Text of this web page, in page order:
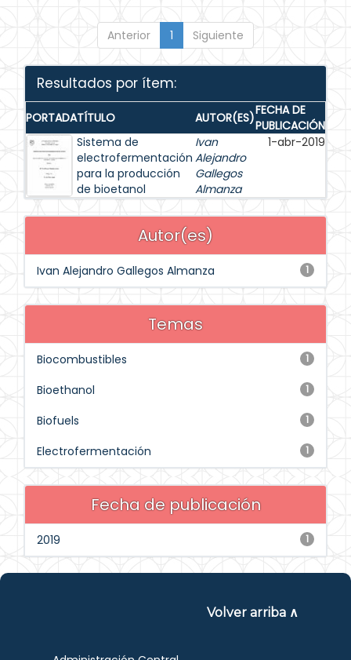
Anterior 1 Siguiente
Resultados por ítem:
PORTADATÍTULO AUTOR(ES)FECHA DE
PUBLICACIÓN
Sistema de
electrofermentación
para la producción
de bioetanol
Ivan
Alejandro
Gallegos
Almanza
1-abr-2019
Autor(es)
1
Ivan Alejandro Gallegos Almanza
Temas
1
Biocombustibles
1
Bioethanol
1
Biofuels
1
Electrofermentación
Fecha de publicación
1
2019
Volver arriba ∧